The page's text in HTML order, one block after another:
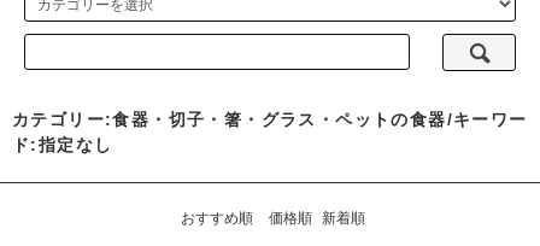
カテゴリー:食器・切子・箸・グラス・ペットの食器/キーワー
ド:指定なし
おすすめ順 価格順 新着順